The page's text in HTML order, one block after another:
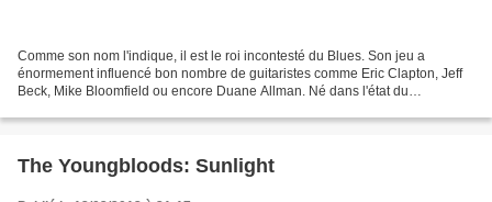
Comme son nom l'indique, il est le roi incontesté du Blues. Son jeu a
énormement influencé bon nombre de guitaristes comme Eric Clapton, Jeff
Beck, Mike Bloomfield ou encore Duane Allman. Né dans l'état du
The Youngbloods: Sunlight